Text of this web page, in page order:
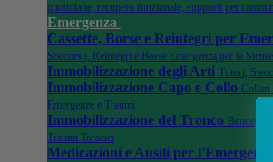
quotidiane, recupero funzionale, supporti per
Emergenza
Cassette, Borse e Reintegri per
Soccorso, Reintegri e Borse Emergenza per la
Immobilizzazione degli Arti Tutori,
Immobilizzazione Capo e Collo Collari
Emergenze e Traumi
Immobilizzazione del Tronco Bende,
Traumi Toracici
Medicazioni e Ausili per l'Emergenza